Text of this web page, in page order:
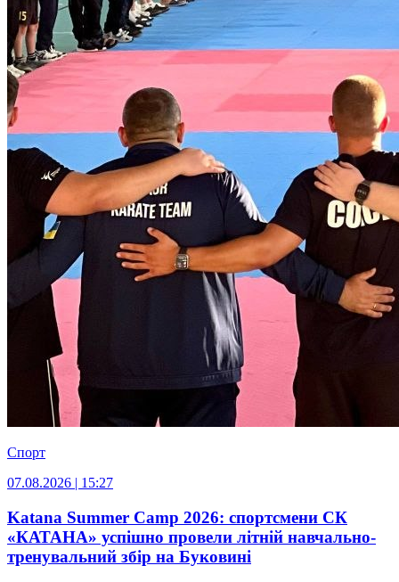
Спорт
07.08.2026 | 15:27
Katana Summer Camp 2026: спортсмени СК
«КАТАНА» успішно провели літній навчально-
тренувальний збір на Буковині